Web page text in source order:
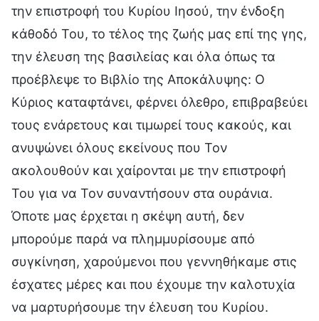
την επιστροφή του Κυρίου Ιησού, την ένδοξη
κάθοδό Του, το τέλος της ζωής μας επί της γης,
την έλευση της βασιλείας και όλα όπως τα
προέβλεψε το Βιβλίο της Αποκάλυψης: Ο
Κύριος καταφτάνει, φέρνει όλεθρο, επιβραβεύει
τους ενάρετους και τιμωρεί τους κακούς, και
ανυψώνει όλους εκείνους που Τον
ακολουθούν και χαίρονται με την επιστροφή
Του για να Τον συναντήσουν στα ουράνια.
Όποτε μας έρχεται η σκέψη αυτή, δεν
μπορούμε παρά να πλημμυρίσουμε από
συγκίνηση, χαρούμενοι που γεννηθήκαμε στις
έσχατες μέρες και που έχουμε την καλοτυχία
να μαρτυρήσουμε την έλευση του Κυρίου.